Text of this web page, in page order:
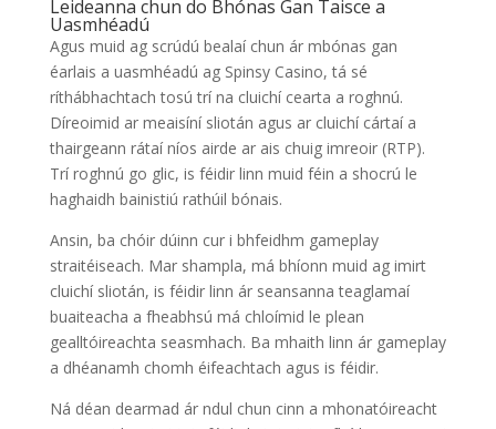
Leideanna chun do Bhónas Gan Taisce a
Uasmhéadú
Agus muid ag scrúdú bealaí chun ár mbónas gan
éarlais a uasmhéadú ag Spinsy Casino, tá sé
ríthábhachtach tosú trí na cluichí cearta a roghnú.
Díreoimid ar meaisíní sliotán agus ar cluichí cártaí a
thairgeann rátaí níos airde ar ais chuig imreoir (RTP).
Trí roghnú go glic, is féidir linn muid féin a shocrú le
haghaidh bainistiú rathúil bónais.
Ansin, ba chóir dúinn cur i bhfeidhm gameplay
straitéiseach. Mar shampla, má bhíonn muid ag imirt
cluichí sliotán, is féidir linn ár seansanna teaglamaí
buaiteacha a fheabhsú má chloímid le plean
gealltóireachta seasmhach. Ba mhaith linn ár gameplay
a dhéanamh chomh éifeachtach agus is féidir.
Ná déan dearmad ár ndul chun cinn a mhonatóireacht